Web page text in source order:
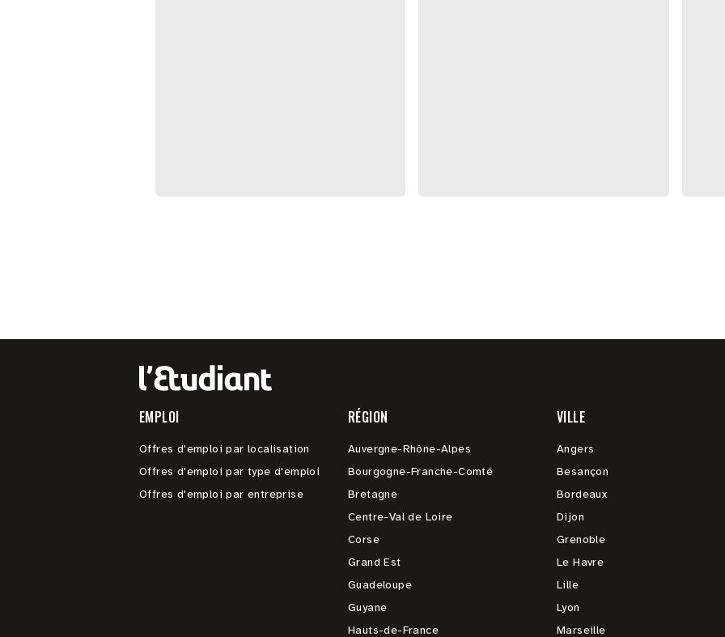
EMPLOI
Offres d'emploi par localisation
Offres d'emploi par type d'emploi
Offres d'emploi par entreprise
RÉGION
Auvergne-Rhône-Alpes
Bourgogne-Franche-Comté
Bretagne
Centre-Val de Loire
Corse
Grand Est
Guadeloupe
Guyane
Hauts-de-France
VILLE
Angers
Besançon
Bordeaux
Dijon
Grenoble
Le Havre
Lille
Lyon
Marseille